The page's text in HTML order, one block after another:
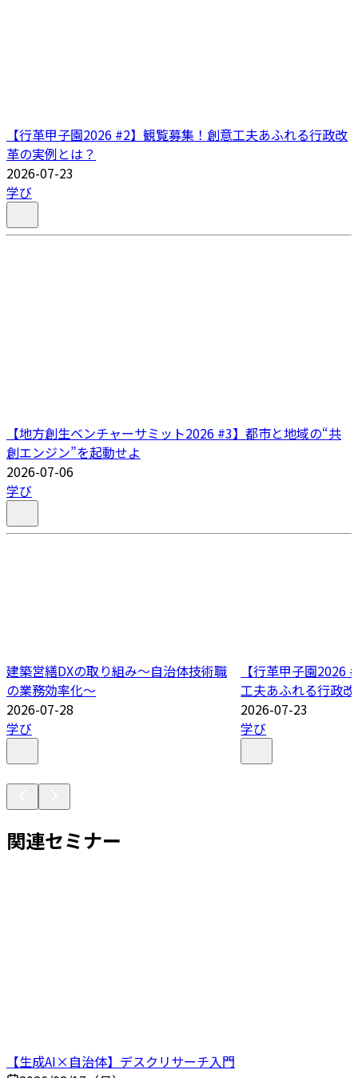
【行革甲子園2026 #2】観覧募集！創意工夫あふれる行政改
革の実例とは？
2026-07-23
学び
【地方創生ベンチャーサミット2026 #3】都市と地域の“共
創エンジン”を起動せよ
2026-07-06
学び
建築営繕DXの取り組み～自治体技術職
の業務効率化～
2026-07-28
学び
【行革甲子園2026
工夫あふれる行政
2026-07-23
学び
関連セミナー
【生成AI×自治体】デスクリサーチ入門